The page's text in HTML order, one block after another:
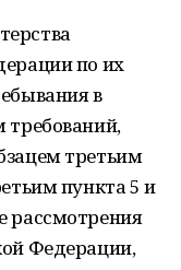
по их
в
требований,
третьим
пункта 5 и
рассмотрения
Федерации,